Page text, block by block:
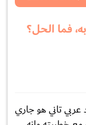
فما الحل؟
تاني هو جاري